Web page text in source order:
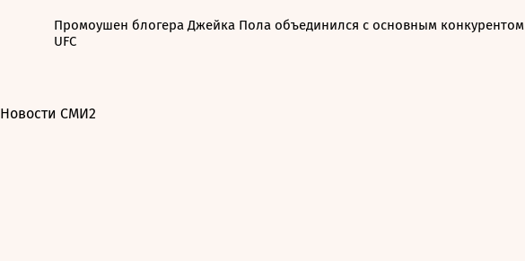
Промоушен блогера Джейка Пола объединился с основным конкурентом
UFC
Новости СМИ2